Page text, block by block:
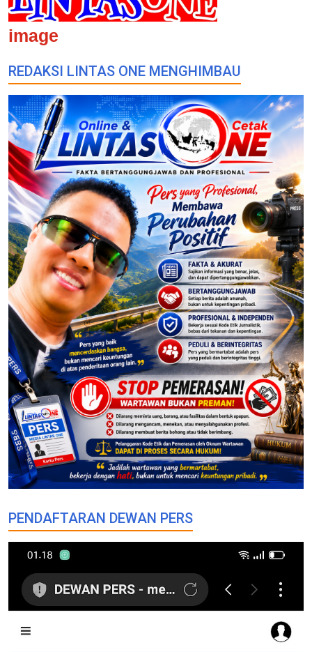
image
REDAKSI LINTAS ONE MENGHIMBAU
PENDAFTARAN DEWAN PERS